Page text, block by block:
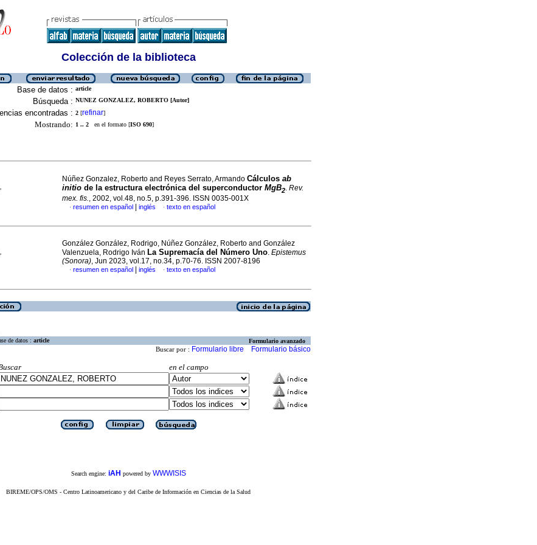
Colección de la biblioteca
Base de datos : article
Búsqueda : NUNEZ GONZALEZ, ROBERTO [Autor]
encontradas : 2 [refinar]
Mostrando: 1 .. 2 en el formato [ISO 690]
Núñez Gonzalez, Roberto and Reyes Serrato, Armando Cálculos ab
initio de la estructura electrónica del superconductor MgB2. Rev.
mex. fis.
, 2002, vol.48, no.5, p.391-396. ISSN 0035-001X
· resumen en español | inglés · texto en español
González González, Rodrigo, Núñez González, Roberto and González
Valenzuela, Rodrigo Iván La Supremacía del Número Uno. Epistemus
(Sonora), Jun 2023, vol.17, no.34, p.70-76. ISSN 2007-8196
· resumen en español inglés · texto en español
de datos : article Formulario avanzado
Buscar por : Formulario libre Formulario básico
en el campo
Search engine: iAH powered by WWWISIS
BIREME/OPS/OMS - Centro Latinoamericano y del Caribe de Información en Ciencias de la Salud